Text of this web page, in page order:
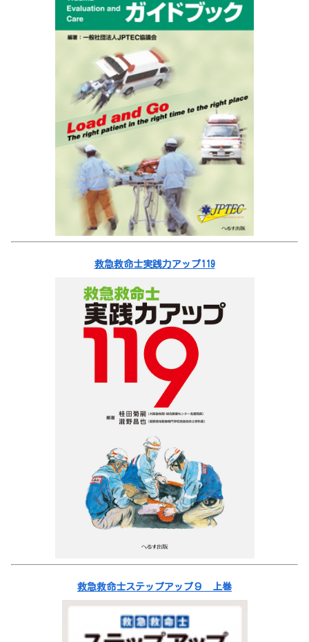
救急救命士実践力アップ119
救急救命士ステップアップ９ 上巻